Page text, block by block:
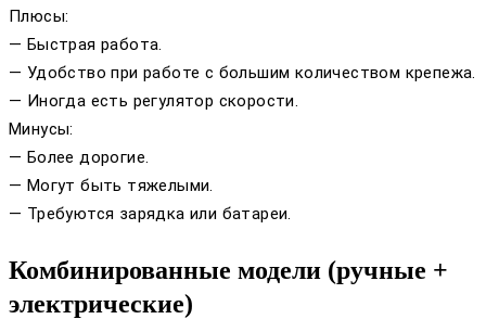
Плюсы:
— Быстрая работа.
— Удобство при работе с большим количеством крепежа.
— Иногда есть регулятор скорости.
Минусы:
— Более дорогие.
— Могут быть тяжелыми.
— Требуются зарядка или батареи.
Комбинированные модели (ручные +
электрические)